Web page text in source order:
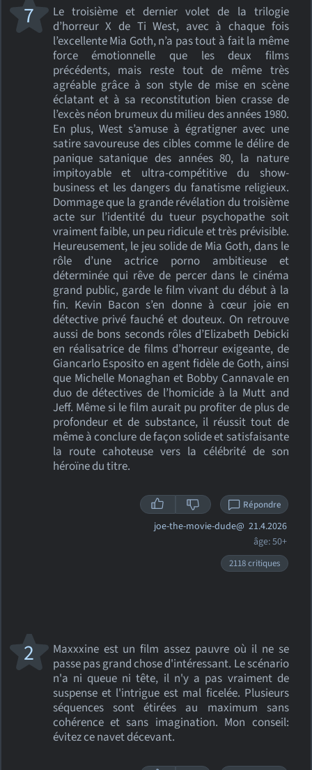
Le troisième et dernier volet de la trilogie
d’horreur X de Ti West, avec à chaque fois
l’excellente Mia Goth, n’a pas tout à fait la même
force émotionnelle que les deux films
précédents, mais reste tout de même très
agréable grâce à son style de mise en scène
éclatant et à sa reconstitution bien crasse de
l’excès néon brumeux du milieu des années 1980.
En plus, West s’amuse à égratigner avec une
satire savoureuse des cibles comme le délire de
panique satanique des années 80, la nature
impitoyable et ultra-compétitive du show-
business et les dangers du fanatisme religieux.
Dommage que la grande révélation du troisième
acte sur l’identité du tueur psychopathe soit
vraiment faible, un peu ridicule et très prévisible.
Heureusement, le jeu solide de Mia Goth, dans le
rôle d’une actrice porno ambitieuse et
déterminée qui rêve de percer dans le cinéma
grand public, garde le film vivant du début à la
fin. Kevin Bacon s’en donne à cœur joie en
détective privé fauché et douteux. On retrouve
aussi de bons seconds rôles d’Elizabeth Debicki
en réalisatrice de films d’horreur exigeante, de
Giancarlo Esposito en agent fidèle de Goth, ainsi
que Michelle Monaghan et Bobby Cannavale en
duo de détectives de l’homicide à la Mutt and
Jeff. Même si le film aurait pu profiter de plus de
profondeur et de substance, il réussit tout de
même à conclure de façon solide et satisfaisante
la route cahoteuse vers la célébrité de son
héroïne du titre.
7
Répondre
joe-the-movie-dude@ 21.4.2026
âge: 50+
2118 critiques
Maxxxine est un film assez pauvre où il ne se
passe pas grand chose d'intéressant. Le scénario
n'a ni queue ni tête, il n'y a pas vraiment de
suspense et l'intrigue est mal ficelée. Plusieurs
séquences sont étirées au maximum sans
cohérence et sans imagination. Mon conseil:
évitez ce navet décevant.
2